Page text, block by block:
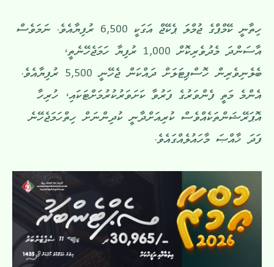
ހިތާނީ ކޭމްޕްގެ ޖުމްލަ ޕެކޭޖް އަގަކީ 6,500 ރުފިޔާއެވެ. ނަމަވެސް
އާސަންދަ މެދުވެރިކޮށް 1,000 ރުފިޔާ ހަމަޖެހޭނެތީ،
ބެލެނިވެރިން ހޮސްޕިޓަލަށް ދައްކަން ޖެހޭނީ 5,500 ރުފިޔާއެވެ.
އެންމެ މަތީ ފެންވަރުގެ ފަރުވާ ކަށަވަރުކުރުމަށްޓަކައި، ހުރިހާ
އޮޕަރޭޝަންތަކެއްވެސް ކުރިއަށްދާނީ ކުދިންނަށް ހިތްހަމަޖެހޭނެ
ފަދަ ޚާއްޞަ މާހައުލެއްގައެވެ.